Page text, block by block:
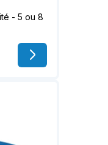
- 5 ou 8